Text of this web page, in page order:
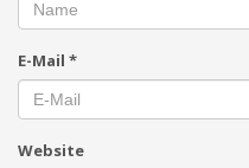
E-Mail *
Website